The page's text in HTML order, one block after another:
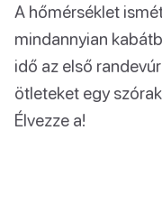
A hőmérséklet
mindannyian
idő az első
ötleteket egy
Élvezze a!